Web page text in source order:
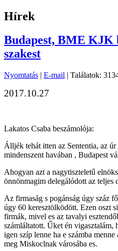
Hírek
Budapest, BME KJK
szakest
Nyomtatás | E-mail | Találatok:
2017.10.27
Lakatos Csaba beszámolója:
Álljék tehát itten az Sententia, az
mindenszent havában , Budapest
Ahogyan azt a nagytiszteletű
önnönmagim delegálódott az teljes
Az firmaság s pogánság úgy száz
úgy 60 keresztölködött. Ezen oszt
firmák, mivel es az tavalyi
számláltatott. Űket én vigasztalám,
igen szíp lenne ha e számba
meg Miskoclnak városába es.